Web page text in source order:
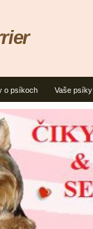
o psíkoch Vaše psíky